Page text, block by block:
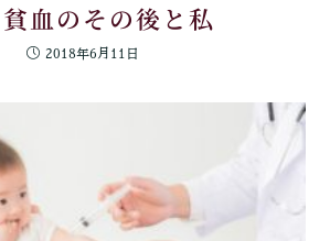
血のその後と私
2018年6月11日